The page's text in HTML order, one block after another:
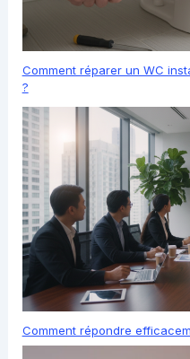
Comment réparer un WC
?
Comment répondre